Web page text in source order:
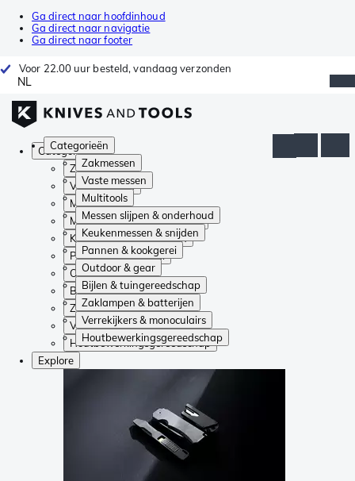
Ga direct naar hoofdinhoud
Ga direct naar navigatie
Ga direct naar footer
Voor 22.00 uur besteld, vandaag verzonden
NL
Categorieën
Zakmessen
Vaste messen
Multitools
Messen slijpen & onderhoud
Keukenmessen & snijden
Pannen & kookgerei
Outdoor & gear
Bijlen & tuingereedschap
Zaklampen & batterijen
Verrekijkers & monoculairs
Houtbewerkingsgereedschap
Categorieën
Zakmessen
Vaste messen
Multitools
Messen slijpen & onderhoud
Keukenmessen & snijden
Pannen & kookgerei
Outdoor & gear
Bijlen & tuingereedschap
Zaklampen & batterijen
Verrekijkers & monoculairs
Houtbewerkingsgereedschap
Explore